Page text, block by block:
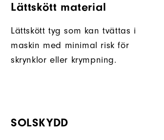
Lättskött material
Lättskött tyg som kan tvättas i
maskin med minimal risk för
skrynklor eller krympning.
SOLSKYDD